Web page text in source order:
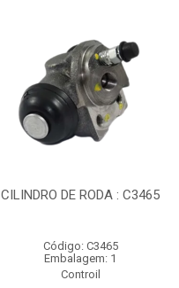
CILINDRO DE RODA : C3465
Código: C3465
Embalagem: 1
Controil